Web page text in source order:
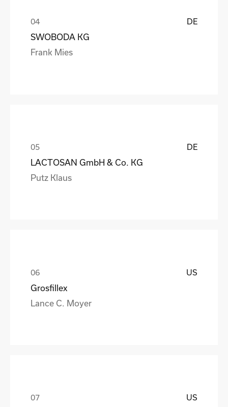
DE
SWOBODA KG
Frank Mies
DE
LACTOSAN GmbH & Co. KG
Putz Klaus
US
Grosfillex
Lance C. Moyer
US